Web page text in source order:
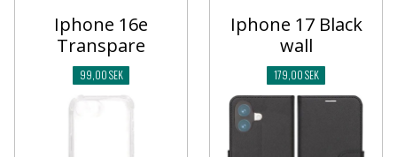
Iphone 16e
Transpare
99,00 SEK
Iphone 17 Black
wall
179,00 SEK